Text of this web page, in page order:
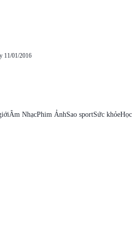
11/01/2016
Âm NhạcPhim ẢnhSao sportSức khỏe